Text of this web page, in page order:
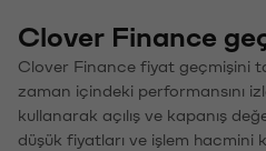
Clover Finance
Clover Finance fiyat geçmişini
zaman içindeki performansını
kullanarak açılış ve kapanış
düşük fiyatları ve işlem hacmini